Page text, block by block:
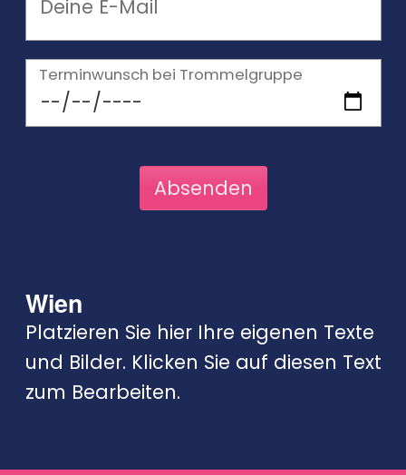
Terminwunsch bei Trommelgruppe
Wien
Platzieren Sie hier Ihre eigenen Texte
und Bilder. Klicken Sie auf diesen Text
zum Bearbeiten.